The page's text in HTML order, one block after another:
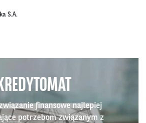
S.A.
finansowe najlepiej
potrzebom związanym z